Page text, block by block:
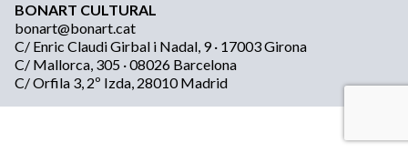
BONART CULTURAL
bonart@bonart.cat
C/ Enric Claudi Girbal i Nadal, 9 · 17003 Girona
C/ Mallorca, 305 · 08026 Barcelona
C/ Orfila 3, 2º Izda, 28010 Madrid